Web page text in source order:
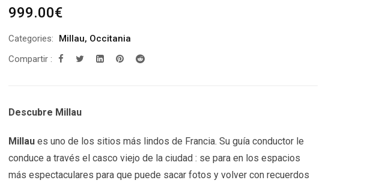
999.00€
Categories: Millau, Occitania
Compartir :
Descubre Millau
Millau es uno de los sitios más lindos de Francia. Su guía conductor le
conduce a través el casco viejo de la ciudad : se para en los espacios
más espectaculares para que puede sacar fotos y volver con recuerdos